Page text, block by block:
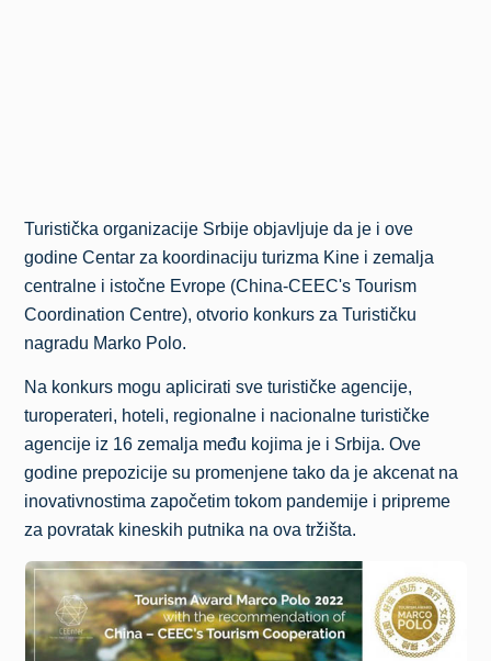
Turistička organizacije Srbije objavljuje da je i ove
godine Centar za koordinaciju turizma Kine i zemalja
centralne i istočne Evrope (China-CEEC's Tourism
Coordination Centre), otvorio konkurs za Turističku
nagradu Marko Polo.
Na konkurs mogu aplicirati sve turističke agencije,
turoperateri, hoteli, regionalne i nacionalne turističke
agencije iz 16 zemalja među kojima je i Srbija. Ove
godine prepozicije su promenjene tako da je akcenat na
inovativnostima započetim tokom pandemije i pripreme
za povratak kineskih putnika na ova tržišta.